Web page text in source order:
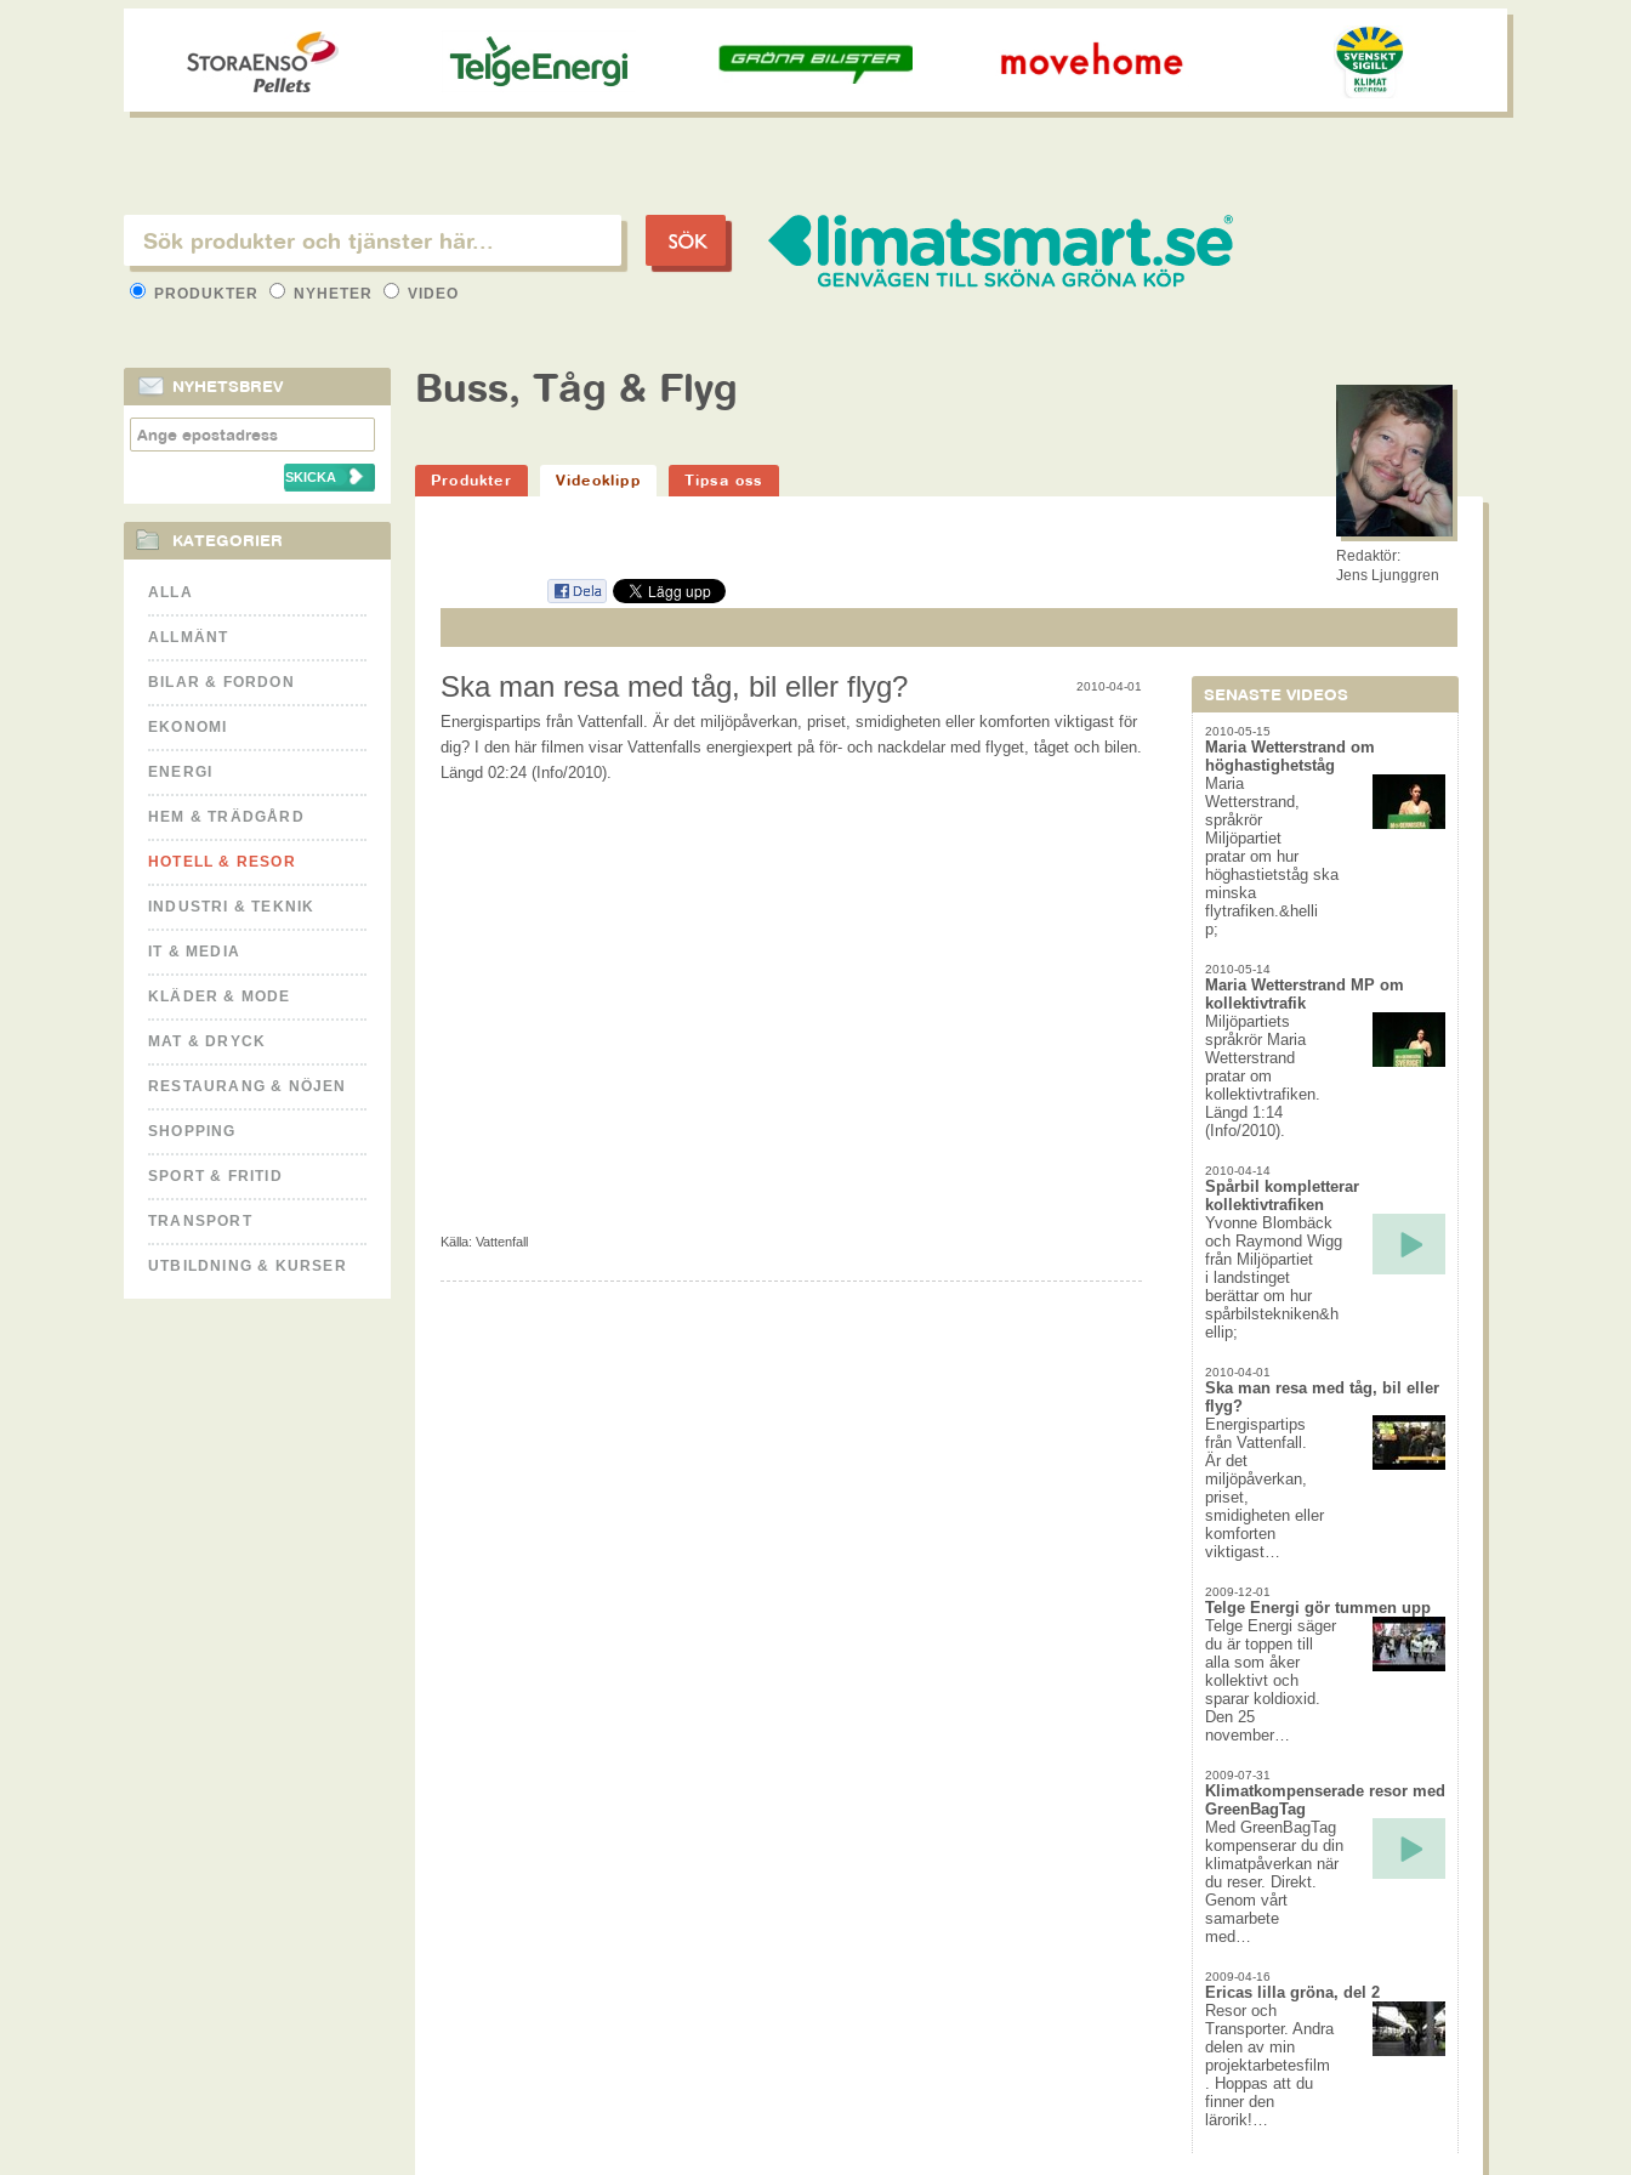
PRODUKTER NYHETER VIDEO
NYHETSBREV
KATEGORIER
ALLA
ALLMÄNT
BILAR & FORDON
EKONOMI
ENERGI
HEM & TRÄDGÅRD
HOTELL & RESOR
INDUSTRI & TEKNIK
IT & MEDIA
KLÄDER & MODE
MAT & DRYCK
RESTAURANG & NÖJEN
SHOPPING
SPORT & FRITID
TRANSPORT
UTBILDNING & KURSER
Buss, Tåg & Flyg
Produkter Videoklipp Tipsa oss
Redaktör:
Jens Ljunggren
Ska man resa med tåg, bil eller flyg? 2010-04-01
Energispartips från Vattenfall. Är det miljöpåverkan, priset, smidigheten eller komforten viktigast för
dig? I den här filmen visar Vattenfalls energiexpert på för- och nackdelar med flyget, tåget och bilen.
Längd 02:24 (Info/2010).
Källa: Vattenfall
SENASTE VIDEOS
2010-05-15
Maria Wetterstrand om
höghastighetståg
Maria
Wetterstrand,
språkrör
Miljöpartiet
pratar om hur
höghastietståg ska
minska
flytrafiken.&helli
p;
2010-05-14
Maria Wetterstrand MP om
kollektivtrafik
Miljöpartiets
språkrör Maria
Wetterstrand
pratar om
kollektivtrafiken.
Längd 1:14
(Info/2010).
2010-04-14
Spårbil kompletterar
kollektivtrafiken
Yvonne Blombäck
och Raymond Wigg
från Miljöpartiet
i landstinget
berättar om hur
spårbilstekniken&h
ellip;
2010-04-01
Ska man resa med tåg, bil eller
flyg?
Energispartips
från Vattenfall.
Är det
miljöpåverkan,
priset,
smidigheten eller
komforten
viktigast…
2009-12-01
Telge Energi gör tummen upp
Telge Energi säger
du är toppen till
alla som åker
kollektivt och
sparar koldioxid.
Den 25
november…
2009-07-31
Klimatkompenserade resor med
GreenBagTag
Med GreenBagTag
kompenserar du din
klimatpåverkan när
du reser. Direkt.
Genom vårt
samarbete
med…
2009-04-16
Ericas lilla gröna, del 2
Resor och
Transporter. Andra
delen av min
projektarbetesfilm
. Hoppas att du
finner den
lärorik!…